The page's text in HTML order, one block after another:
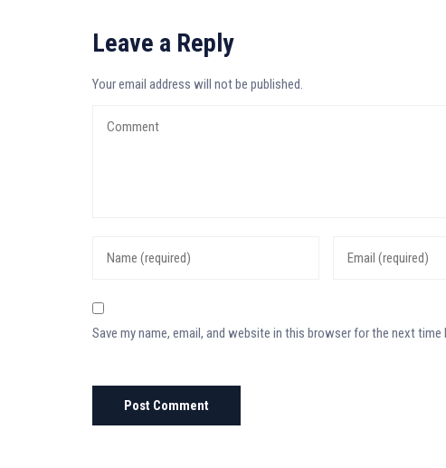
Leave a Reply
Your email address will not be published.
Save my name, email, and website in this browser for the next time